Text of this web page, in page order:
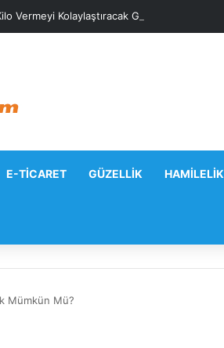
Vermeyi Kolaylaştıracak Günlük Stratejiler
E-TICARET GÜZELLIK HAMILELIK
Mümkün Mü?